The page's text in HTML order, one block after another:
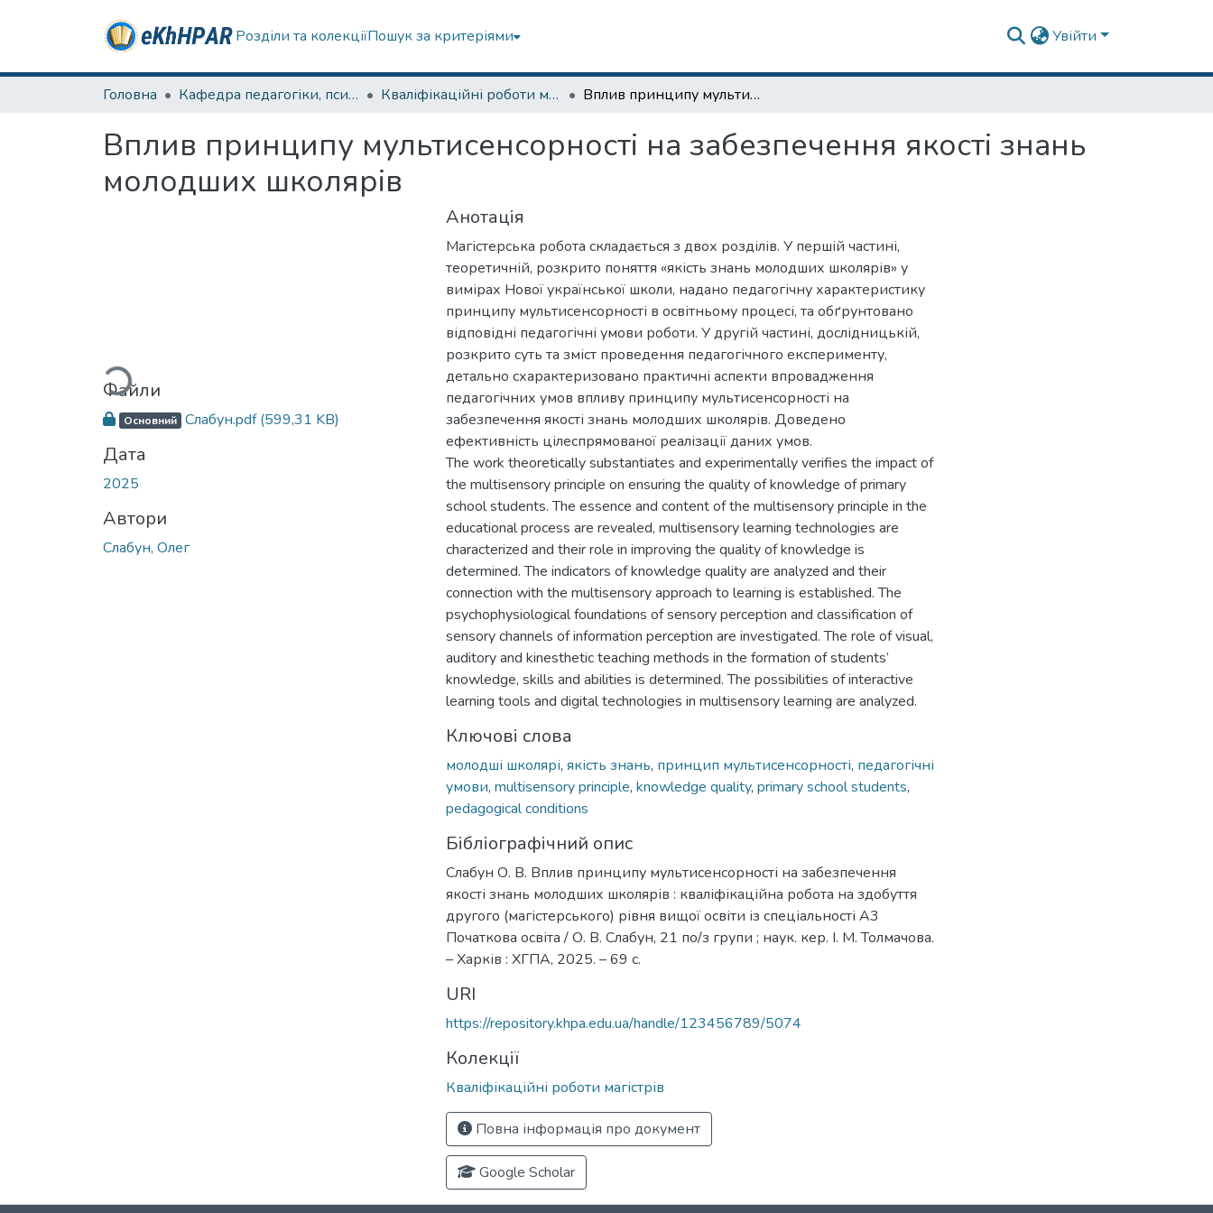
Розділи та колекціїПошук за критеріями Увійти
Головна Кафедра педагогіки, психології, початкової освіти та освітнього менеджменту Кваліфікаційні роботи магістрів Вплив принципу мультисенсорності на забезпечення якості знань молодших школярів
Вплив принципу мультисенсорності на забезпечення якості знань
молодших школярів
Вантажиться...
Файли
Основний Слабун.pdf(599,31 KB)
Дата
2025
Автори
Слабун, Олег
Анотація
Магістерська робота складається з двох розділів. У першій частині,
теоретичній, розкрито поняття «якість знань молодших школярів» у
вимірах Нової української школи, надано педагогічну характеристику
принципу мультисенсорності в освітньому процесі, та обґрунтовано
відповідні педагогічні умови роботи. У другій частині, дослідницькій,
розкрито суть та зміст проведення педагогічного експерименту,
детально схарактеризовано практичні аспекти впровадження
педагогічних умов впливу принципу мультисенсорності на
забезпечення якості знань молодших школярів. Доведено
ефективність цілеспрямованої реалізації даних умов.
The work theoretically substantiates and experimentally verifies the impact of
the multisensory principle on ensuring the quality of knowledge of primary
school students. The essence and content of the multisensory principle in the
educational process are revealed, multisensory learning technologies are
characterized and their role in improving the quality of knowledge is
determined. The indicators of knowledge quality are analyzed and their
connection with the multisensory approach to learning is established. The
psychophysiological foundations of sensory perception and classification of
sensory channels of information perception are investigated. The role of visual,
auditory and kinesthetic teaching methods in the formation of students’
knowledge, skills and abilities is determined. The possibilities of interactive
learning tools and digital technologies in multisensory learning are analyzed.
Ключові слова
молодші школярі, якість знань, принцип мультисенсорності, педагогічні
умови, multisensory principle, knowledge quality, primary school students,
pedagogical conditions
Бібліографічний опис
Слабун О. В. Вплив принципу мультисенсорності на забезпечення
якості знань молодших школярів : кваліфікаційна робота на здобуття
другого (магістерського) рівня вищої освіти із спеціальності А3
Початкова освіта / О. В. Слабун, 21 по/з групи ; наук. кер. І. М. Толмачова.
– Харків : ХГПА, 2025. – 69 с.
URI
https://repository.khpa.edu.ua/handle/123456789/5074
Колекції
Кваліфікаційні роботи магістрів
Повна інформація про документ
Google Scholar